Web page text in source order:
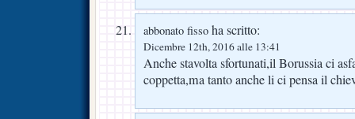
abbonato fisso ha scritto:
Dicembre 12th, 2016 alle 13:41
Anche stavolta sfortunati,il Borussia ci
coppetta,ma tanto anche li ci pensa il